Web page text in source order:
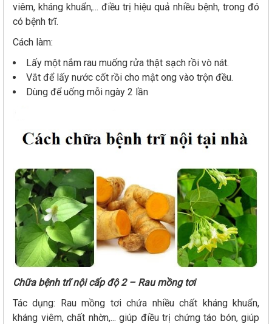
viêm, kháng khuẩn,... điều trị hiệu quả nhiều bệnh, trong đó
có bệnh trĩ.
Cách làm:
Lấy một nắm rau muống rửa thật sạch rồi vò nát.
Vắt để lấy nước cốt rồi cho mật ong vào trộn đều.
Dùng để uống mỗi ngày 2 lần
Chữa bệnh trĩ nội cấp độ 2 – Rau mồng tơi
Tác dụng: Rau mồng tơi chứa nhiều chất kháng khuẩn,
kháng viêm, chất nhờn,... giúp điều trị chứng táo bón, giúp